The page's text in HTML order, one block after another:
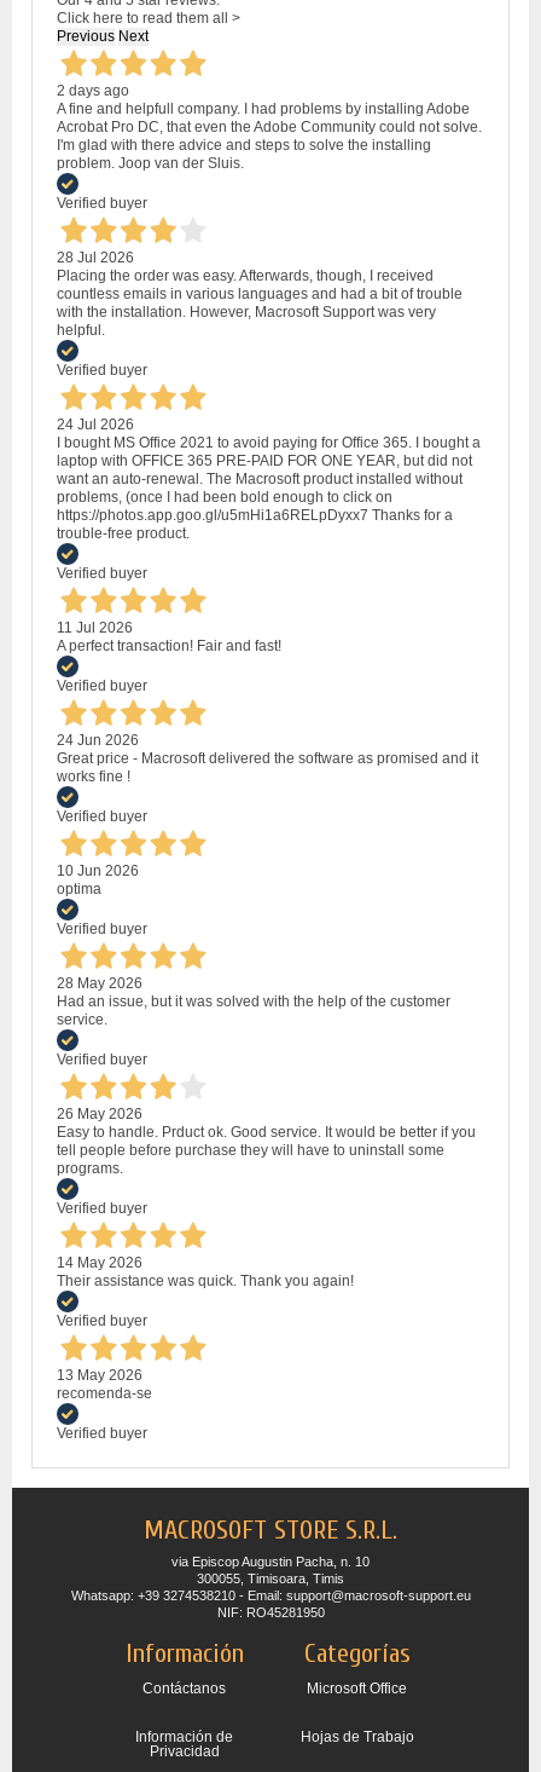
Click here to read them all >
Previous Next
2 days ago
A fine and helpfull company. I had problems by installing Adobe
Acrobat Pro DC, that even the Adobe Community could not solve.
I'm glad with there advice and steps to solve the installing
problem. Joop van der Sluis.
Verified buyer
28 Jul 2026
Placing the order was easy. Afterwards, though, I received
countless emails in various languages and had a bit of trouble
with the installation. However, Macrosoft Support was very
helpful.
Verified buyer
24 Jul 2026
I bought MS Office 2021 to avoid paying for Office 365. I bought a
laptop with OFFICE 365 PRE-PAID FOR ONE YEAR, but did not
want an auto-renewal. The Macrosoft product installed without
problems, (once I had been bold enough to click on
https://photos.app.goo.gl/u5mHi1a6RELpDyxx7 Thanks for a
trouble-free product.
Verified buyer
11 Jul 2026
A perfect transaction! Fair and fast!
Verified buyer
24 Jun 2026
Great price - Macrosoft delivered the software as promised and it
works fine !
Verified buyer
10 Jun 2026
optima
Verified buyer
28 May 2026
Had an issue, but it was solved with the help of the customer
service.
Verified buyer
26 May 2026
Easy to handle. Prduct ok. Good service. It would be better if you
tell people before purchase they will have to uninstall some
programs.
Verified buyer
14 May 2026
Their assistance was quick. Thank you again!
Verified buyer
13 May 2026
recomenda-se
Verified buyer
MACROSOFT STORE S.R.L.
via Episcop Augustin Pacha, n. 10
300055, Timisoara, Timis
Whatsapp: +39 3274538210 - Email: support@macrosoft-support.eu
NIF: RO45281950
Información
Contáctanos
Información de
Privacidad
Categorías
Microsoft Office
Hojas de Trabajo